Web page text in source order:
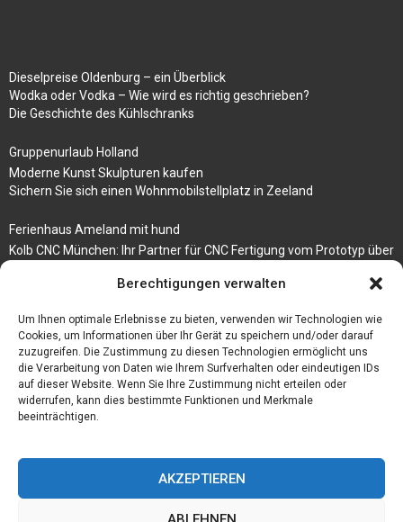
Berechtigungen verwalten
Um Ihnen optimale Erlebnisse zu bieten, verwenden wir Technologien wie
Cookies, um Informationen über Ihr Gerät zu speichern und/oder darauf
zuzugreifen. Die Zustimmung zu diesen Technologien ermöglicht uns
die Verarbeitung von Daten wie Ihrem Surfverhalten oder eindeutigen IDs
auf dieser Website. Wenn Sie Ihre Zustimmung nicht erteilen oder
widerrufen, kann dies bestimmte Funktionen und Merkmale
beeinträchtigen.
AKZEPTIEREN
Dieselpreise Oldenburg – ein Überblick
Wodka oder Vodka – Wie wird es richtig geschrieben?
Die Geschichte des Kühlschranks
Gruppenurlaub Holland
Moderne Kunst Skulpturen kaufen
Sichern Sie sich einen Wohnmobilstellplatz in Zeeland
Ferienhaus Ameland mit hund
Kolb CNC München: Ihr Partner für CNC Fertigung vom Prototyp über
Branchenbuch Krefeld